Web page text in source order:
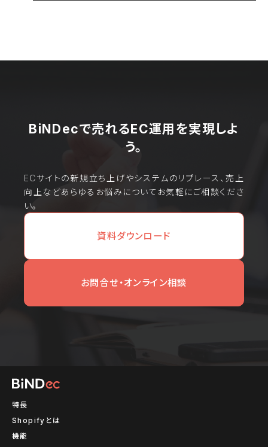
BiNDecで売れるEC運用を実現しよ
う。
ECサイトの新規立ち上げやシステムのリプレース、売上
向上などあらゆるお悩みについてお気軽にご相談くださ
い。
資料ダウンロード
お問合せ・オンライン相談
特長
Shopifyとは
機能